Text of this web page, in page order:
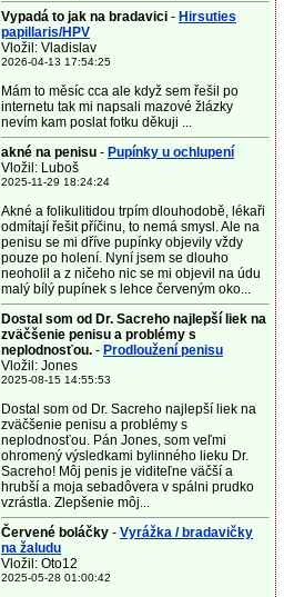
Vypadá to jak na bradavici - Hirsuties
papillaris/HPV
Vložil: Vladislav
2026-04-13 17:54:25
Mám to měsíc cca ale když sem řešil po
internetu tak mi napsali mazové žlázky
nevím kam poslat fotku děkuji ...
akné na penisu - Pupínky u ochlupení
Vložil: Luboš
2025-11-29 18:24:24
Akné a folikulitidou trpím dlouhodobě, lékaři
odmítají řešit příčinu, to nemá smysl. Ale na
penisu se mi dříve pupínky objevily vždy
pouze po holení. Nyní jsem se dlouho
neoholil a z ničeho nic se mi objevil na údu
malý bílý pupínek s lehce červeným oko...
Dostal som od Dr. Sacreho najlepší liek na
zväčšenie penisu a problémy s
neplodnosťou. - Prodloužení penisu
Vložil: Jones
2025-08-15 14:55:53
Dostal som od Dr. Sacreho najlepší liek na
zväčšenie penisu a problémy s
neplodnosťou. Pán Jones, som veľmi
ohromený výsledkami bylinného lieku Dr.
Sacreho! Môj penis je viditeľne väčší a
hrubší a moja sebadôvera v spálni prudko
vzrástla. Zlepšenie môj...
Červené boláčky - Vyrážka / bradavičky
na žaludu
Vložil: Oto12
2025-05-28 01:00:42